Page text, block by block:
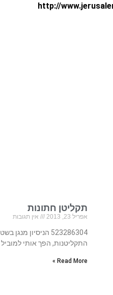
תקליטן חתונות
אפריל 23, 2013 אין תגובות
523286304 הניסיון
התקליטנות, הפך אותי
Read More »